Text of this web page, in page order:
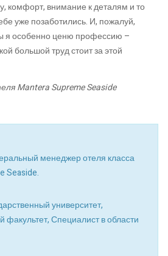
комфорт, внимание к деталям и то
уже позаботились. И, пожалуй,
я особенно ценю профессию –
большой труд стоит за этой
Mantera Supreme Seaside
менеджер отеля класса
Seaside.
университет,
Специалист в области